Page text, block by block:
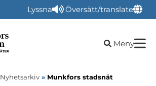
Lyssna Översätt/translate
Öppna
Meny
Nyhetsarkiv » Munkfors stadsnät